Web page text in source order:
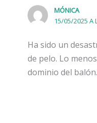
MÓNICA
15/05/2025 A
Ha sido un
de pelo. Lo
dominio del